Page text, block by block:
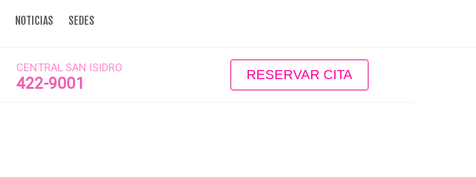
NOTICIAS SEDES
CENTRAL SAN ISIDRO
422-9001 RESERVAR CITA